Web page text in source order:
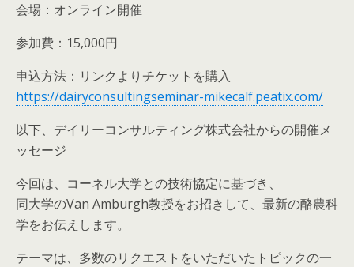
会場：オンライン開催
参加費：15,000円
申込方法：リンクよりチケットを購入
https://dairyconsultingseminar-mikecalf.peatix.com/
以下、デイリーコンサルティング株式会社からの開催メ
ッセージ
今回は、コーネル大学との技術協定に基づき、
同大学のVan Amburgh教授をお招きして、最新の酪農科
学をお伝えします。
テーマは、多数のリクエストをいただいたトピックの一